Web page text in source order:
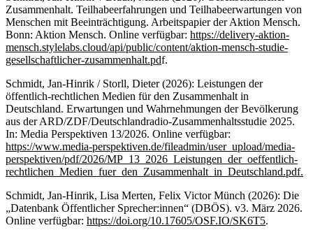
Zusammenhalt. Teilhabeerfahrungen und Teilhabeerwartungen von
Menschen mit Beeinträchtigung. Arbeitspapier der Aktion Mensch.
Bonn: Aktion Mensch. Online verfügbar: https://delivery-aktion-
mensch.stylelabs.cloud/api/public/content/aktion-mensch-studie-
gesellschaftlicher-zusammenhalt.pdf.
Schmidt, Jan-Hinrik / Storll, Dieter (2026): Leistungen der
öffentlich-rechtlichen Medien für den Zusammenhalt in
Deutschland. Erwartungen und Wahrnehmungen der Bevölkerung
aus der ARD/ZDF/Deutschlandradio-Zusammenhaltsstudie 2025.
In: Media Perspektiven 13/2026. Online verfügbar:
https://www.media-perspektiven.de/fileadmin/user_upload/media-
perspektiven/pdf/2026/MP_13_2026_Leistungen_der_oeffentlich-
rechtlichen_Medien_fuer_den_Zusammenhalt_in_Deutschland.pdf.
Schmidt, Jan-Hinrik, Lisa Merten, Felix Victor Münch (2026): Die
„Datenbank Öffentlicher Sprecher:innen“ (DBÖS). v3. März 2026.
Online verfügbar: https://doi.org/10.17605/OSF.IO/SK6T5.